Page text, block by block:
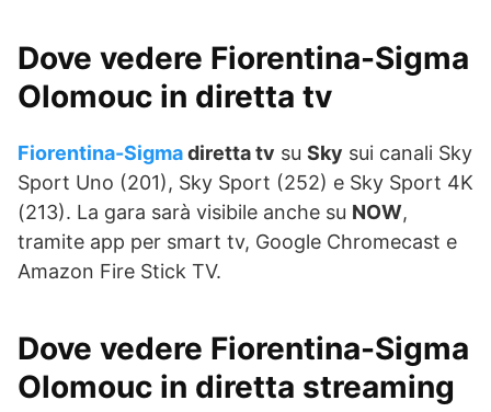
Dove vedere Fiorentina-Sigma
Olomouc in diretta tv
Fiorentina-Sigmadiretta tv su Sky sui canali Sky
Sport Uno (201), Sky Sport (252) e Sky Sport 4K
(213). La gara sarà visibile anche su NOW,
tramite app per smart tv, Google Chromecast e
Amazon Fire Stick TV.
Dove vedere Fiorentina-Sigma
Olomouc in diretta streaming